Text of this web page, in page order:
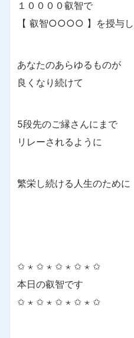
１００００叡智で
【 叡智○○○○ 】を授与し
あなたのあらゆるものが
良くなり続けて
5段先のご縁さんにまで
リレーされるように
繁栄し続ける人生のために
✩ ⋆ ✩ ⋆ ✩ ⋆ ✩ ⋆ ✩
本日の叡智です
✩ ⋆ ✩ ⋆ ✩ ⋆ ✩ ⋆ ✩